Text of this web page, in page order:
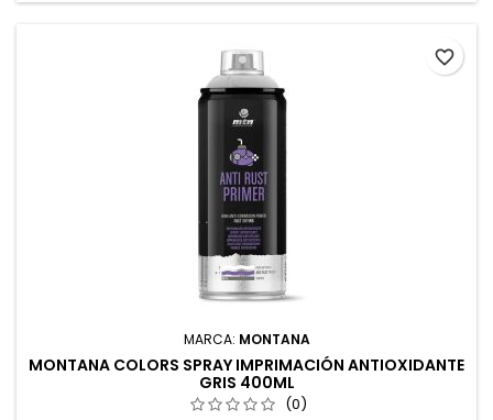
MARCA: MONTANA
MONTANA COLORS SPRAY IMPRIMACIÓN ANTIOXIDANTE
GRIS 400ML
(0)
favorite_border